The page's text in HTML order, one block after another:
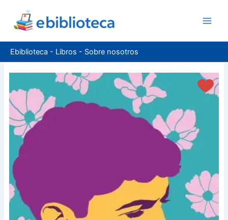
contenido
Ebiblioteca - Libros - Sobre nosotros